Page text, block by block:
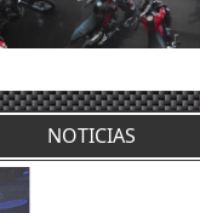
NOTICIAS